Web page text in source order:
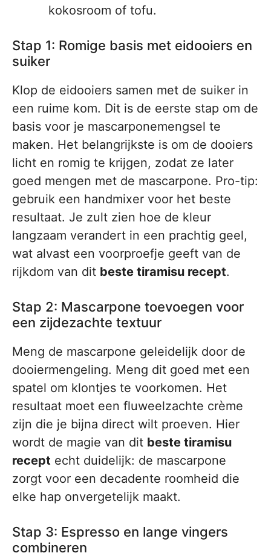
kokosroom of tofu.
Stap 1: Romige basis met eidooiers en
suiker
Klop de eidooiers samen met de suiker in
een ruime kom. Dit is de eerste stap om de
basis voor je mascarponemengsel te
maken. Het belangrijkste is om de dooiers
licht en romig te krijgen, zodat ze later
goed mengen met de mascarpone. Pro-tip:
gebruik een handmixer voor het beste
resultaat. Je zult zien hoe de kleur
langzaam verandert in een prachtig geel,
wat alvast een voorproefje geeft van de
rijkdom van dit beste tiramisu recept.
Stap 2: Mascarpone toevoegen voor
een zijdezachte textuur
Meng de mascarpone geleidelijk door de
dooiermengeling. Meng dit goed met een
spatel om klontjes te voorkomen. Het
resultaat moet een fluweelzachte crème
zijn die je bijna direct wilt proeven. Hier
wordt de magie van dit beste tiramisu
recept echt duidelijk: de mascarpone
zorgt voor een decadente roomheid die
elke hap onvergetelijk maakt.
Stap 3: Espresso en lange vingers
combineren